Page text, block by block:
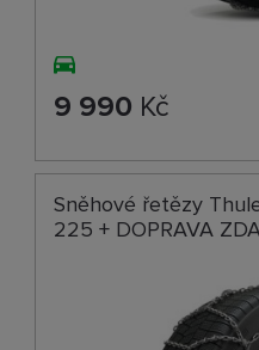
9 990 Kč
Sněhové řetězy
225 + DOPRAVA